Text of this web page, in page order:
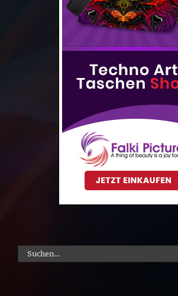
Suche
nach: